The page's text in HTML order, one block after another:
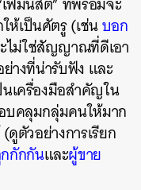
เป็นศัตรู (เช่นบอก
ไม่ใช่สัญญาณที่ดีเอา
างที่น่ารับฟัง และ
เครื่องมือสำคัญใน
บคลุมกลุ่มคนให้มาก
ดูตัวอย่างการเรียก
กักกันและผู้ขาย